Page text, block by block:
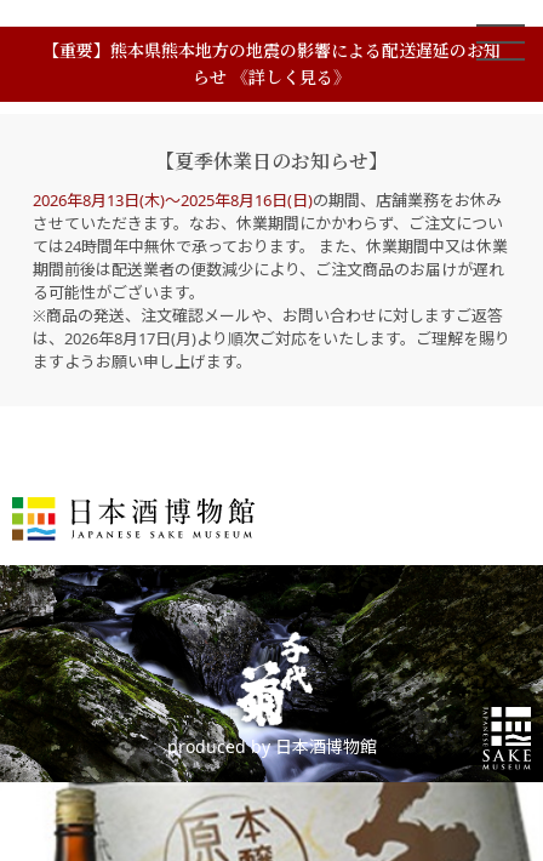
【重要】熊本県熊本地方の地震の影響による配送遅延のお知
らせ 《詳しく見る》
【夏季休業日のお知らせ】
2026年8月13日(木)～2025年8月16日(日)の期間、店舗業務をお休み
させていただきます。なお、休業期間にかかわらず、ご注文につい
ては24時間年中無休で承っております。 また、休業期間中又は休業
期間前後は配送業者の便数減少により、ご注文商品のお届けが遅れ
る可能性がございます。
※商品の発送、注文確認メールや、お問い合わせに対しますご返答
は、2026年8月17日(月)より順次ご対応をいたします。ご理解を賜り
ますようお願い申し上げます。
produced by 日本酒博物館